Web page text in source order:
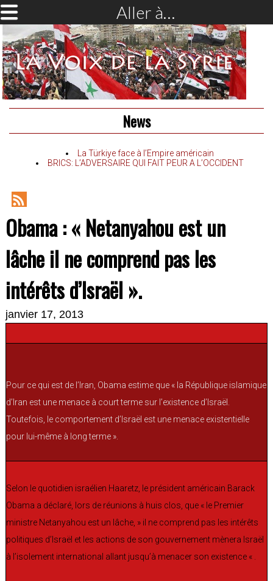
Aller à…
News
La Türkiye face à l’Empire américain
BRICS: L’ADVERSAIRE QUI FAIT PEUR A L’OCCIDENT
RSS
Feed
Obama : « Netanyahou est un
lâche il ne comprend pas les
intérêts d’Israël ».
janvier 17, 2013
Pour ce qui est de l’Iran, Obama estime que « la République islamique
d’Iran est une menace à court terme sur l’existence d’Israël.
Toutefois, le comportement d’Israël est une menace existentielle
pour lui-même à long terme ».
Selon le quotidien israélien Haaretz, le président américain Barack
Obama a déclaré, lors de réunions à huis clos, que « le Premier
ministre Netanyahou est un lâche, » il ne comprend pas les intérêts
politiques d’Israël et les actions de son gouvernement mènera Israël
à l’isolement international allant jusqu’à menacer son existence « .